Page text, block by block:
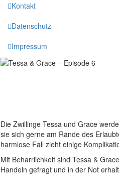
Kontakt
Datenschutz
Impressum
Die Zwillinge Tessa und Grace
sie sich gerne am Rande des
harmlose Fall zieht einige
Mit Beharrlichkeit sind Tessa &
Handeln gefragt und in der Not